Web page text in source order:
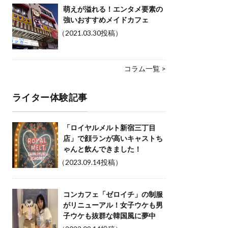
萌えが溢れる！エンタメ要素の
強いおすすめメイドカフェ
（2021.03.30投稿）
コラム一覧 >
ライター体験記事
「ロイヤルメルト新宿三丁目
店」で顔ランが高いキャストち
ゃんと飲んできました！
（2023.09.14投稿）
コンカフェ「ゼロイチ」の制服
がリニューアル！女子ウケも男
子ウケも抜群な韓国風に夢中